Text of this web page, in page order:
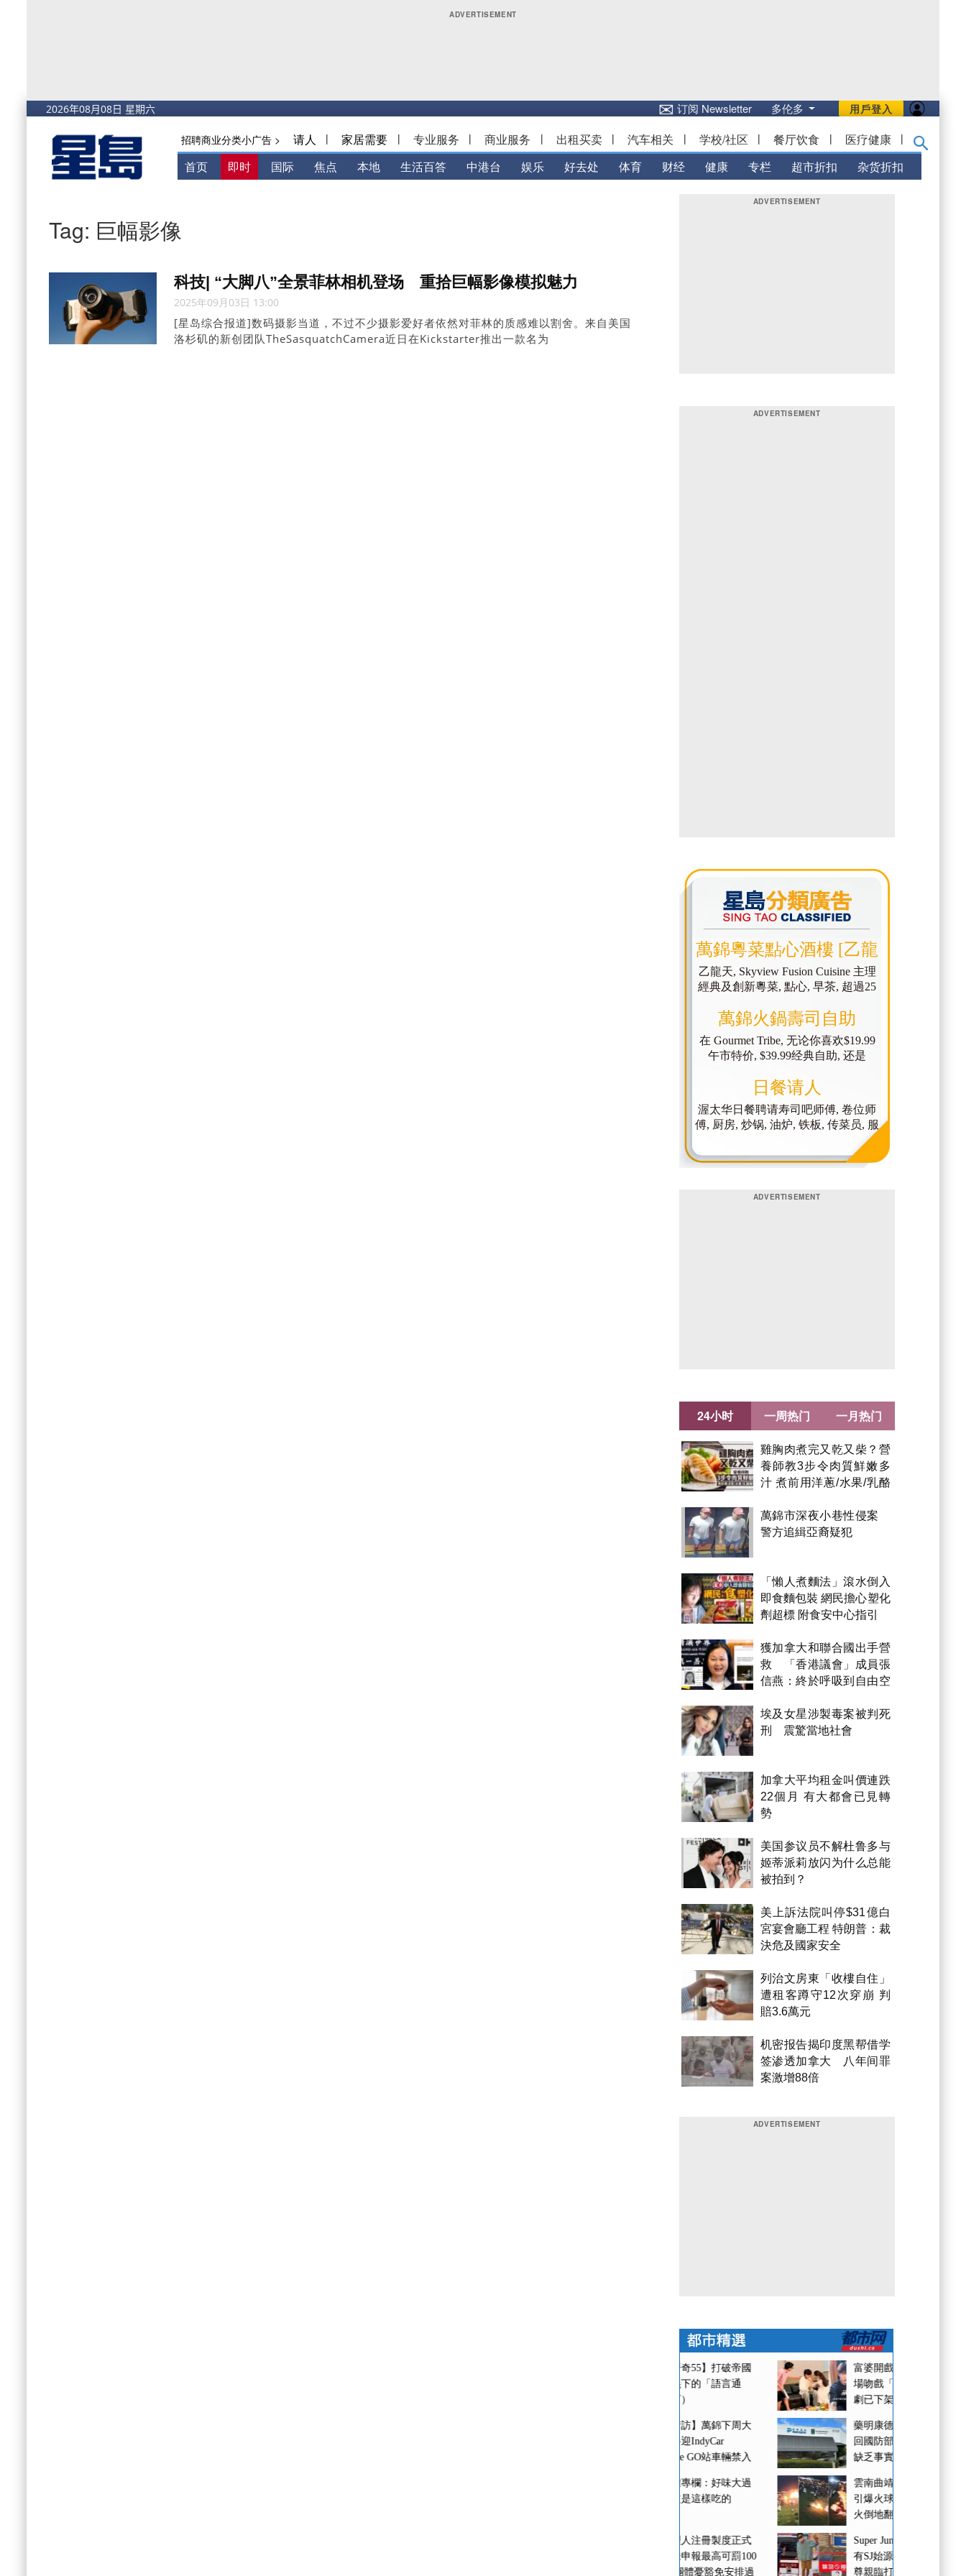
用戶登入
✉订阅 Newsletter 多伦多
招聘商业分类小广告 > 请人 | 家居需要 | 专业服务 | 商业服务 | 出租买卖 | 汽车相关 | 学校/社区 | 餐厅饮食 | 医疗健康 |
首页 即时 国际 焦点 本地 生活百答 中港台 娱乐 好去处 体育 财经 健康 专栏 超市折扣 杂货折扣
Tag: 巨幅影像
科技| “大脚八”全景菲林相机登场 重拾巨幅影像模拟魅力
2025年09月03日 13:00
[星岛综合报道]数码摄影当道，不过不少摄影爱好者依然对菲林的质感难以割舍。来自美国
洛杉矶的新创团队TheSasquatchCamera近日在Kickstarter推出一款名为
24小时
雞胸肉煮完又乾又柴？營
養師教3步令肉質鮮嫩多
汁 煮前用洋蔥/水果/乳酪
萬錦市深夜小巷性侵案
警方追緝亞裔疑犯
「懶人煮麵法」滾水倒入
即食麵包裝 網民擔心塑化
劑超標 附食安中心指引
獲加拿大和聯合國出手營
救 「香港議會」成員張
信燕：終於呼吸到自由空
埃及女星涉製毒案被判死
刑 震驚當地社會
加拿大平均租金叫價連跌
22個月 有大都會已見轉
勢
美国参议员不解杜鲁多与
姬蒂派莉放闪为什么总能
被拍到？
美上訴法院叫停$31億白
宮宴會廳工程 特朗普：裁
決危及國家安全
列治文房東「收樓自住」
遭租客蹲守12次穿崩 判
賠3.6萬元
机密报告揭印度黑帮借学
签渗透加拿大 八年间罪
案激增88倍
一周热门 一月热门